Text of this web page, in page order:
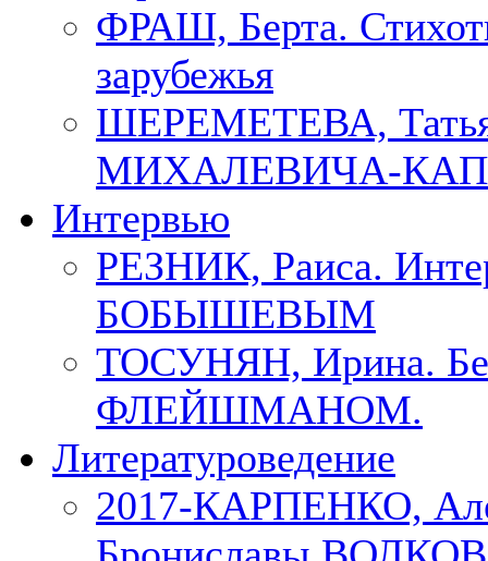
ФРАШ, Берта.
зарубежья
ШЕРЕМЕТЕВА,
МИХАЛЕВИЧА-
Интервью
РЕЗНИК, Раиса.
БОБЫШЕВЫМ
ТОСУНЯН, Ирина.
ФЛЕЙШМАНОМ.
Литературоведение
2017-КАРПЕНКО,